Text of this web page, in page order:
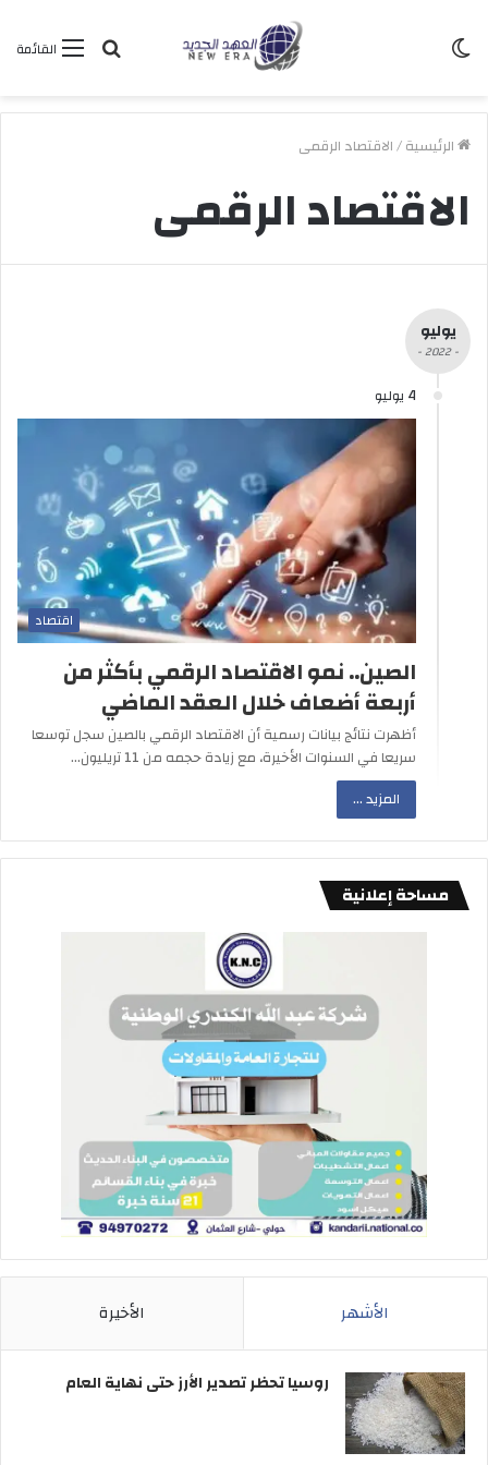
القائمة بحث
الرئيسية/الاقتصاد الرقمى
الاقتصاد الرقمى
يوليو
- 2022 -
4 يوليو
اقتصاد
الصين.. نمو الاقتصاد الرقمي بأكثر من
أربعة أضعاف خلال العقد الماضي
أظهرت نتائج بيانات رسمية أن الاقتصاد الرقمي بالصين سجل توسعا
سريعا في السنوات الأخيرة، مع زيادة حجمه من 11 تريليون…
المزيد ...
مساحة إعلانية
الأشهر الأخيرة
روسيا تحظر تصدير الأرز حتى نهاية العام